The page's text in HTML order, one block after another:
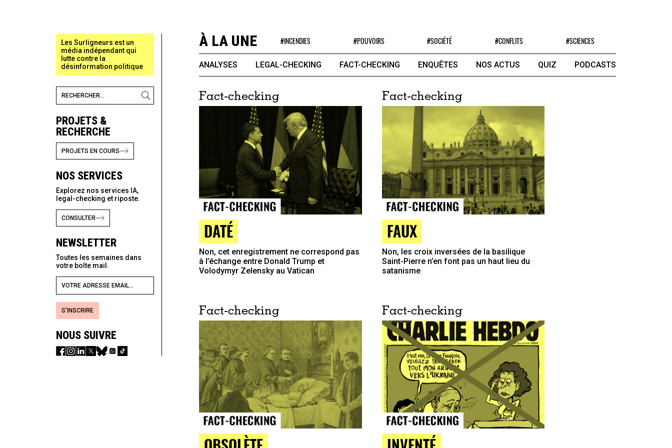
Les Surligneurs est un
média indépendant qui
lutte contre la
désinformation politique
PROJETS &
RECHERCHE
PROJETS EN COURS
NOS SERVICES
Explorez nos services IA,
legal-checking et riposte.
CONSULTER
NEWSLETTER
Toutes les semaines dans
votre boîte mail.
S'INSCRIRE
NOUS SUIVRE
À LA UNE #INCENDIES #POUVOIRS #SOCIÉTÉ #CONFLITS #SCIENCES
ANALYSES LEGAL-CHECKING FACT-CHECKING ENQUÊTES NOS ACTUS QUIZ PODCASTS
Fact-checking
DATÉ
Non, cet enregistrement ne correspond pas
à l’échange entre Donald Trump et
Volodymyr Zelensky au Vatican
Fact-checking
FAUX
Non, les croix inversées de la basilique
Saint-Pierre n’en font pas un haut lieu du
satanisme
Fact-checking Fact-checking